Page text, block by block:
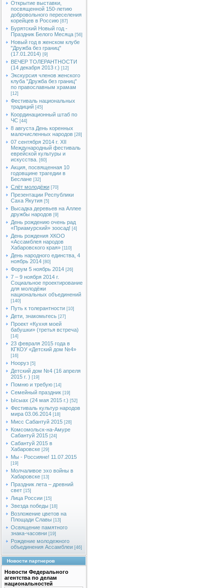
Открытие выставки,
посвященной 150-летию
добровольного переселения
корейцев в Россию [87]
Бурятский Новый год -
Праздник Белого Месяца [56]
Новый год в женском клубе
"Дружба без границ"
(17.01.2014) [9]
ВЕЧЕР ТОЛЕРАНТНОСТИ
(14 декабря 2013 г.) [12]
Экскурсия членов женского
клуба "Дружба без границ"
по православным храмам
[12]
Фестиваль национальных
традиций [45]
Координационный штаб по
ЧС [44]
8 августа День коренных
малочисленных народов [28]
07 сентября 2014 г. XII
Международный фестиваль
еврейской культуры и
искусства.
[60]
Акция, посвященная 10
годовщине трагедии в
Беслане [32]
Слёт молодёжи [70]
Презентации Республики
Саха Якутия [5]
Высадка деревьев на Аллее
дружбы народов [9]
День рождению очень рад
«Приамурский» зоосад! [4]
День рождения ХКОО
«Ассамблея народов
Хабаровского края» [110]
День народного единства, 4
ноябрь 2014 [80]
Форум 5 ноябрь 2014 [26]
7 – 9 ноября 2014 г.
Социальное проектирование
для молодёжи
национальных объединений
[140]
Путь к толерантности [10]
Дети, знакомьтесь [27]
Проект «Кухня моей
бабушки» (третья встреча)
[14]
23 февраля 2015 года в
КГКОУ «Детский дом №4»
[16]
Нооруз [5]
Детский дом №4 (16 апреля
2015 г. ) [19]
Помню и требую [14]
Семейный праздник [19]
Ысыах (24 мая 2015 г.) [52]
Фестиваль культур народов
мира 03.06.2014 [18]
Мисс Сабантуй 2015 [28]
Комсомольск-на-Амуре
Сабантуй 2015 [24]
Сабантуй 2015 в
Хабаровске [29]
Мы - Россияне! 11.07.2015
[19]
Молчаливое эхо войны в
Хабаровске [13]
Праздник лета – древний
свет [15]
Лица России [15]
Звезда победы [18]
Возложение цветов на
Площади Славы [13]
Освящение памятного
знака-часовни [19]
Рождение молодежного
объединения Ассамблеи [46]
Новости партнеров
Новости Федерального
агентства по делам
национальностей